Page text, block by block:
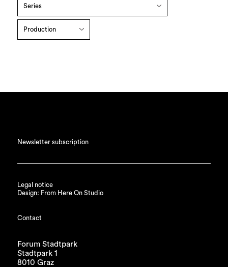
Newsletter subscription
Legal notice
Design: From Here On Studio
Contact
Forum Stadtpark
Stadtpark 1
8010 Graz